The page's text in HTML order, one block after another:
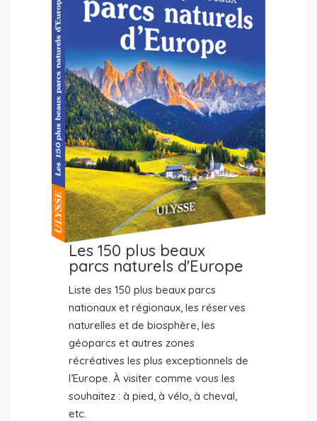
Les 150 plus beaux
parcs naturels d'Europe
Liste des 150 plus beaux parcs
nationaux et régionaux, les réserves
naturelles et de biosphère, les
géoparcs et autres zones
récréatives les plus exceptionnels de
l’Europe. À visiter comme vous les
souhaitez : à pied, à vélo, à cheval,
etc.